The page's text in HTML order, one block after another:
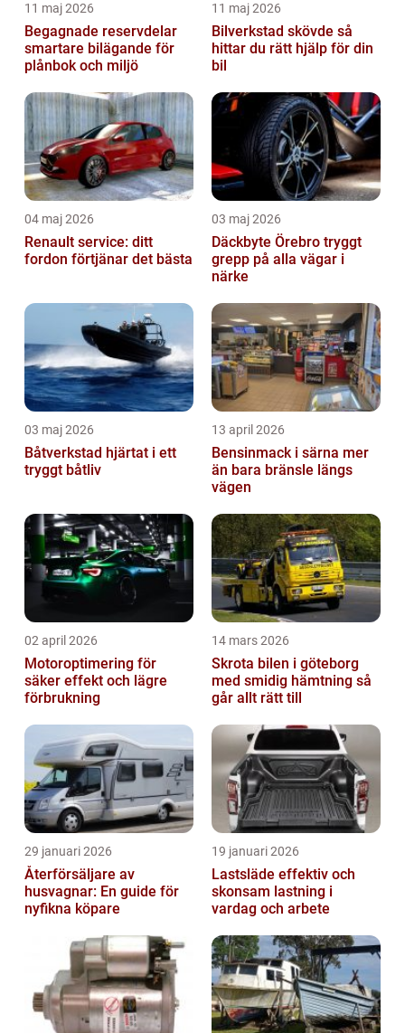
11 maj 2026
Begagnade reservdelar
smartare bilägande för
plånbok och miljö
11 maj 2026
Bilverkstad skövde så
hittar du rätt hjälp för din
bil
04 maj 2026
Renault service: ditt
fordon förtjänar det bästa
03 maj 2026
Däckbyte Örebro tryggt
grepp på alla vägar i
närke
03 maj 2026
Båtverkstad hjärtat i ett
tryggt båtliv
13 april 2026
Bensinmack i särna mer
än bara bränsle längs
vägen
02 april 2026
Motoroptimering för
säker effekt och lägre
förbrukning
14 mars 2026
Skrota bilen i göteborg
med smidig hämtning så
går allt rätt till
29 januari 2026
Återförsäljare av
husvagnar: En guide för
nyfikna köpare
19 januari 2026
Lastsläde effektiv och
skonsam lastning i
vardag och arbete